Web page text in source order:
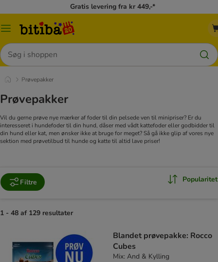
Gratis levering fra kr 449,-*
Menu
Søg
Prøvepakker
Prøvepakker
Vil du gerne prøve nye mærker af foder til din pelsede ven til minipriser? Er du
interesseret i hundefoder til din hund, dåser med vådt kattefoder eller godbidder til
din hund eller kat, men ønsker ikke at bruge for meget? Så gå ikke glip af vores nye
sektion med prøvetilbud til hunde og katte til altid lave priser!
Filtre Popularitet
1 - 48 af 129 resultater
Blandet prøvepakke: Rocco
Cubes
Mix: And & Kylling